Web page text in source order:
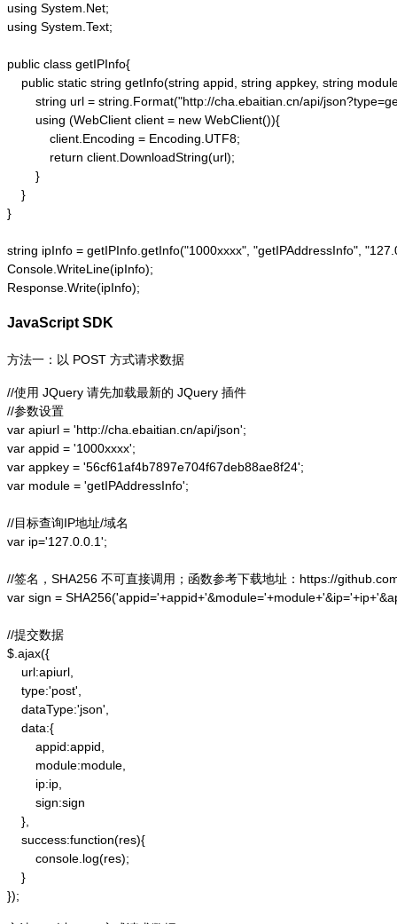
using System.Net;
using System.Text;
public class getIPInfo{
public static string getInfo(string appid, string appkey, string
string url = string.Format("http://cha.ebaitian.cn/api/
        using (WebClient client = new WebClient()){
            client.Encoding = Encoding.UTF8;
            return client.DownloadString(url);
        }
    }
}
string ipInfo = getIPInfo.getInfo("1000xxxx", "getIPAddressInfo",
Console.WriteLine(ipInfo);
Response.Write(ipInfo);
JavaScript SDK
方法一：以 POST 方式请求数据
//使用 JQuery 请先加载最新的 JQuery 插件
//参数设置
var apiurl = 'http://cha.ebaitian.cn/api/json';
var appid = '1000xxxx';
var appkey = '56cf61af4b7897e704f67deb88ae8f24';
var module = 'getIPAddressInfo';
//目标查询IP地址/域名
var ip='127.0.0.1';
//签名，SHA256 不可直接调用；函数参考下载地址：https://
var sign =
//提交数据
$.ajax({
    url:apiurl,
    type:'post',
    dataType:'json',
    data:{
        appid:appid,
        module:module,
        ip:ip,
        sign:sign
    },
    success:function(res){
        console.log(res);
    }
});